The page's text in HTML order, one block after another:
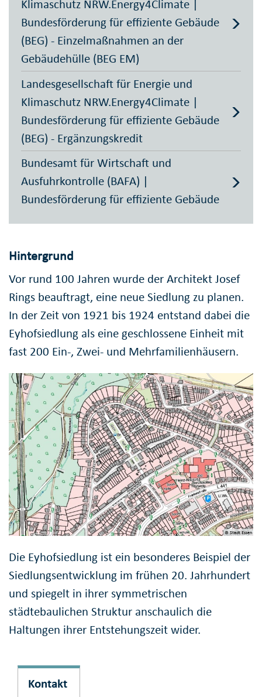
Klimaschutz NRW.Energy4Climate |
Bundesförderung für effiziente Gebäude
(BEG) - Einzelmaßnahmen an der
Gebäudehülle (BEG EM)
Landesgesellschaft für Energie und
Klimaschutz NRW.Energy4Climate |
Bundesförderung für effiziente Gebäude
(BEG) - Ergänzungskredit
Bundesamt für Wirtschaft und
Ausfuhrkontrolle (BAFA) |
Bundesförderung für effiziente Gebäude
Hintergrund
Vor rund 100 Jahren wurde der Architekt Josef
Rings beauftragt, eine neue Siedlung zu planen.
In der Zeit von 1921 bis 1924 entstand dabei die
Eyhofsiedlung als eine geschlossene Einheit mit
fast 200 Ein-, Zwei- und Mehrfamilienhäusern.
© Stadt Essen
Die Eyhofsiedlung ist ein besonderes Beispiel der
Siedlungsentwicklung im frühen 20. Jahrhundert
und spiegelt in ihrer symmetrischen
städtebaulichen Struktur anschaulich die
Haltungen ihrer Entstehungszeit wider.
Kontakt